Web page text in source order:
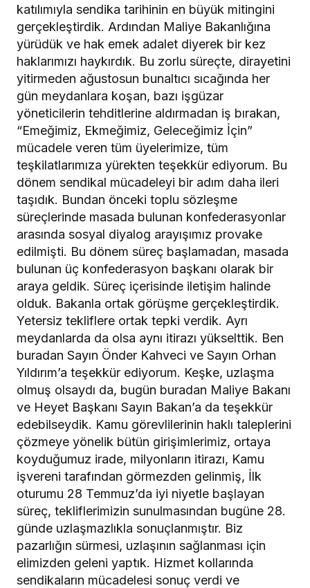
katılımıyla sendika tarihinin en büyük mitingini
gerçekleştirdik. Ardından Maliye Bakanlığına
yürüdük ve hak emek adalet diyerek bir kez
haklarımızı haykırdık. Bu zorlu süreçte, dirayetini
yitirmeden ağustosun bunaltıcı sıcağında her
gün meydanlara koşan, bazı işgüzar
yöneticilerin tehditlerine aldırmadan iş bırakan,
“Emeğimiz, Ekmeğimiz, Geleceğimiz İçin”
mücadele veren tüm üyelerimize, tüm
teşkilatlarımıza yürekten teşekkür ediyorum. Bu
dönem sendikal mücadeleyi bir adım daha ileri
taşıdık. Bundan önceki toplu sözleşme
süreçlerinde masada bulunan konfederasyonlar
arasında sosyal diyalog arayışımız provake
edilmişti. Bu dönem süreç başlamadan, masada
bulunan üç konfederasyon başkanı olarak bir
araya geldik. Süreç içerisinde iletişim halinde
olduk. Bakanla ortak görüşme gerçekleştirdik.
Yetersiz tekliflere ortak tepki verdik. Ayrı
meydanlarda da olsa aynı itirazı yükselttik. Ben
buradan Sayın Önder Kahveci ve Sayın Orhan
Yıldırım’a teşekkür ediyorum. Keşke, uzlaşma
olmuş olsaydı da, bugün buradan Maliye Bakanı
ve Heyet Başkanı Sayın Bakan’a da teşekkür
edebilseydik. Kamu görevlilerinin haklı taleplerini
çözmeye yönelik bütün girişimlerimiz, ortaya
koyduğumuz irade, milyonların itirazı, Kamu
işvereni tarafından görmezden gelinmiş, İlk
oturumu 28 Temmuz’da iyi niyetle başlayan
süreç, tekliflerimizin sunulmasından bugüne 28.
günde uzlaşmazlıkla sonuçlanmıştır. Biz
pazarlığın sürmesi, uzlaşının sağlanması için
elimizden geleni yaptık. Hizmet kollarında
sendikaların mücadelesi sonuç verdi ve